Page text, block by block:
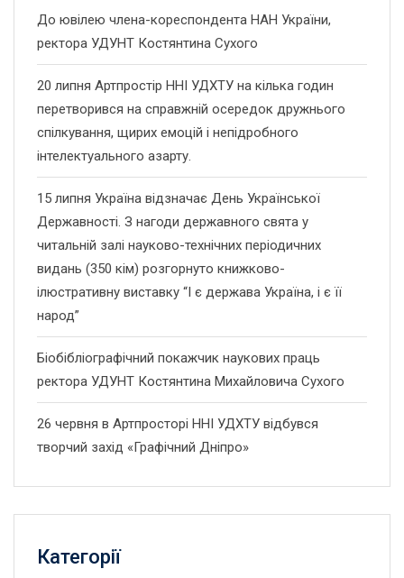
До ювілею члена-кореспондента НАН України,
ректора УДУНТ Костянтина Сухого
20 липня Артпростір ННІ УДХТУ на кілька годин
перетворився на справжній осередок дружнього
спілкування, щирих емоцій і непідробного
інтелектуального азарту.
15 липня Україна відзначає День Української
Державності. З нагоди державного свята у
читальній залі науково-технічних періодичних
видань (350 кім) розгорнуто книжково-
ілюстративну виставку “І є держава Україна, і є її
народ”
Біобібліографічний покажчик наукових праць
ректора УДУНТ Костянтина Михайловича Сухого
26 червня в Артпросторі ННІ УДХТУ відбувся
творчий захід «Графічний Дніпро»
Категорії